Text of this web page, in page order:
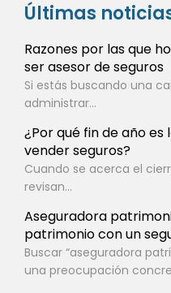
Últimas
Razones por las que
ser asesor de seguros
Si estás buscando una
administrar...
¿Por qué fin de año
vender seguros?
Cuando se acerca el
revisan...
Aseguradora
patrimonio con un
Buscar “aseguradora
una preocupación